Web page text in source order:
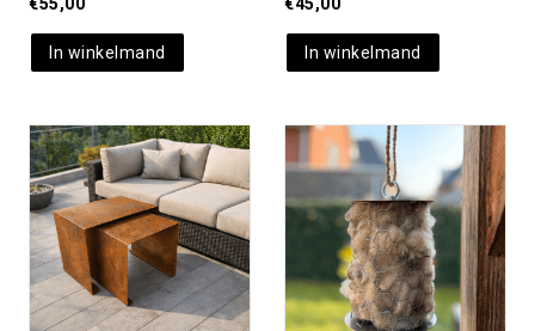
In winkelmand In winkelmand